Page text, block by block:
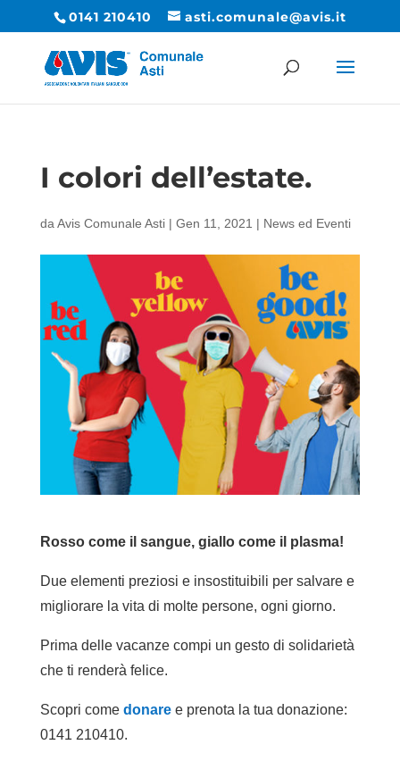
0141 210410 asti.comunale@avis.it
I colori dell’estate.
da Avis Comunale Asti| Gen 11, 2021 | News ed Eventi
Rosso come il sangue, giallo come il plasma!
Due elementi preziosi e insostituibili per salvare e
migliorare la vita di molte persone, ogni giorno.
Prima delle vacanze compi un gesto di solidarietà
che ti renderà felice.
Scopri come donaree prenota la tua donazione:
0141 210410.